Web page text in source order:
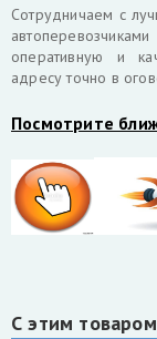
Cотрудничаем с
оперативную и
адресу точно в
Посмотрите
С этим